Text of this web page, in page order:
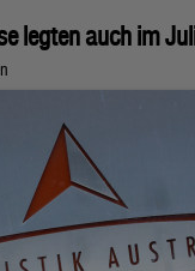
legten auch im